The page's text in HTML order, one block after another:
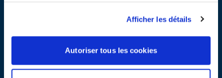
Afficher les détails
Autoriser tous les cookies
remettent ensuite les équipements collectés afin que nous
ressources naturelles
La production d’équipements électriques neufs est émettrice de